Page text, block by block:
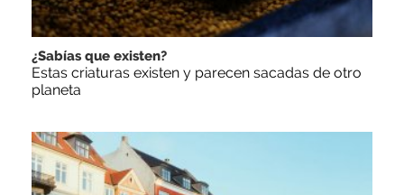
¿Sabías que existen?
Estas criaturas existen y parecen sacadas de otro
planeta